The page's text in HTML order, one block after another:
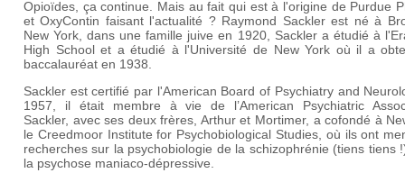
Opioïdes, ça continue. Mais au fait qui est à l'origine de Purdue
et OxyContin faisant l'actualité ? Raymond Sackler est né à
New York, dans une famille juive en 1920, Sackler a étudié à
High School et a étudié à l'Université de New York où il a
baccalauréat en 1938.
Sackler est certifié par l'American Board of Psychiatry and
1957, il était membre à vie de l’American Psychiatric
Sackler, avec ses deux frères, Arthur et Mortimer, a cofondé à
le Creedmoor Institute for Psychobiological Studies, où ils ont
recherches sur la psychobiologie de la schizophrénie (tiens tiens
la psychose maniaco-dépressive.